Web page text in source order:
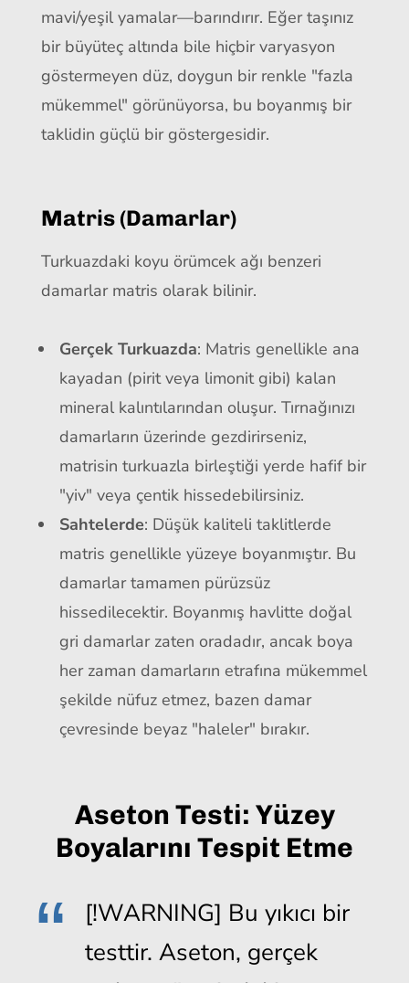
mavi/yeşil yamalar—barındırır. Eğer taşınız
bir büyüteç altında bile hiçbir varyasyon
göstermeyen düz, doygun bir renkle "fazla
mükemmel" görünüyorsa, bu boyanmış bir
taklidin güçlü bir göstergesidir.
Matris (Damarlar)
Turkuazdaki koyu örümcek ağı benzeri
damarlar matris olarak bilinir.
Gerçek Turkuazda: Matris genellikle ana
kayadan (pirit veya limonit gibi) kalan
mineral kalıntılarından oluşur. Tırnağınızı
damarların üzerinde gezdirirseniz,
matrisin turkuazla birleştiği yerde hafif bir
"yiv" veya çentik hissedebilirsiniz.
Sahtelerde: Düşük kaliteli taklitlerde
matris genellikle yüzeye boyanmıştır. Bu
damarlar tamamen pürüzsüz
hissedilecektir. Boyanmış havlitte doğal
gri damarlar zaten oradadır, ancak boya
her zaman damarların etrafına mükemmel
şekilde nüfuz etmez, bazen damar
çevresinde beyaz "haleler" bırakır.
Aseton Testi: Yüzey
Boyalarını Tespit Etme
[!WARNING] Bu yıkıcı bir
testtir. Aseton, gerçek